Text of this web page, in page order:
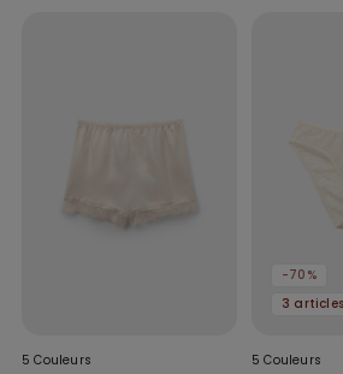
5 Couleurs
-70%
5 Couleurs